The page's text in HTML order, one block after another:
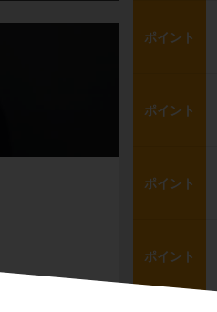
をしまし
と呼びま
ポイント
ポイント
ポイント
ポイント